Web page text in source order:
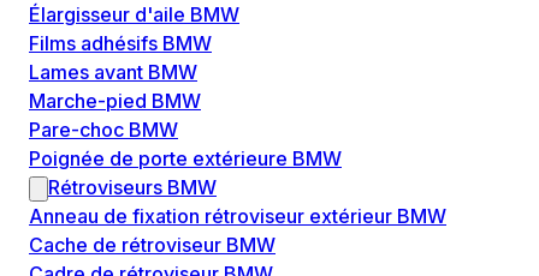
Élargisseur d'aile BMW
Films adhésifs BMW
Lames avant BMW
Marche-pied BMW
Pare-choc BMW
Poignée de porte extérieure BMW
Rétroviseurs BMW
Anneau de fixation rétroviseur extérieur BMW
Cache de rétroviseur BMW